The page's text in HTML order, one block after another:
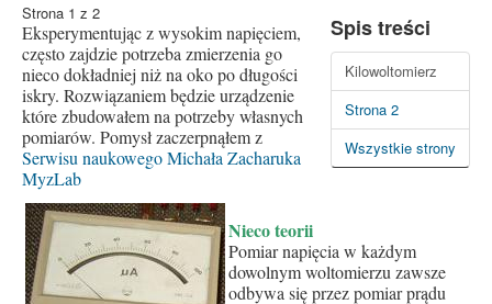
Spis treści
Kilowoltomierz
Strona 2
Wszystkie strony
Strona 1 z 2
Eksperymentując z wysokim napięciem,
często zajdzie potrzeba zmierzenia go
nieco dokładniej niż na oko po długości
iskry. Rozwiązaniem będzie urządzenie
które zbudowałem na potrzeby własnych
pomiarów. Pomysł zaczerpnąłem z
Serwisu naukowego Michała Zacharuka
MyzLab
Nieco teorii
Pomiar napięcia w każdym
dowolnym woltomierzu zawsze
odbywa się przez pomiar prądu